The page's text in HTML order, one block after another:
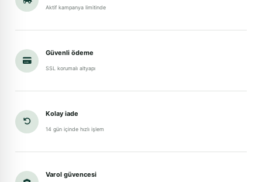
Aktif kampanya limitinde
Güvenli ödeme
SSL korumalı altyapı
Kolay iade
14 gün içinde hızlı işlem
Varol güvencesi